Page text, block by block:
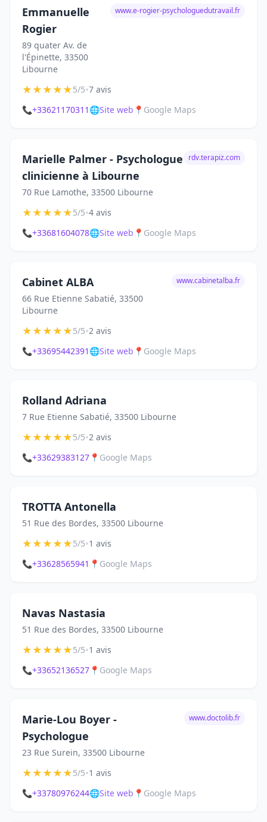
Emmanuelle
Rogier
89 quater Av. de
l'Épinette, 33500
Libourne
www.e-rogier-psychologuedutravail.fr
★★★★★5/5•7 avis
📞+33621170311 🌐Site web 📍 Google Maps
Marielle Palmer - Psychologue
clinicienne à Libourne
70 Rue Lamothe, 33500 Libourne
rdv.terapiz.com
★★★★★5/5•4 avis
📞+33681604078🌐Site web 📍 Google Maps
Cabinet ALBA
66 Rue Etienne Sabatié, 33500
Libourne
www.cabinetalba.fr
★★★★★5/5•2 avis
📞+33695442391 🌐Site web 📍 Google Maps
Rolland Adriana
7 Rue Etienne Sabatié, 33500 Libourne
★★★★★5/5•2 avis
📞+33629383127 📍 Google Maps
TROTTA Antonella
51 Rue des Bordes, 33500 Libourne
★★★★★5/5•1 avis
📞+33628565941 📍 Google Maps
Navas Nastasia
51 Rue des Bordes, 33500 Libourne
★★★★★5/5•1 avis
📞+33652136527 📍 Google Maps
Marie-Lou Boyer -
Psychologue
23 Rue Surein, 33500 Libourne
www.doctolib.fr
★★★★★5/5•1 avis
📞+33780976244🌐Site web 📍 Google Maps